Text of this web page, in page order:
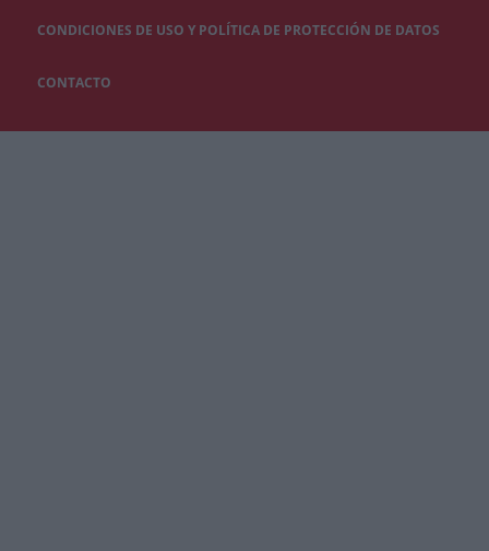
CONDICIONES DE USO Y POLÍTICA DE PROTECCIÓN DE DATOS
CONTACTO